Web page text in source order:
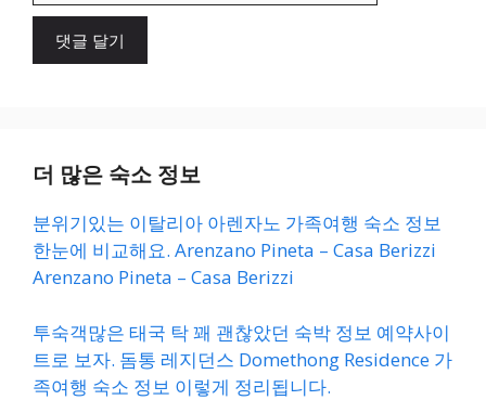
이
더 많은 숙소 정보
분위기있는 이탈리아 아렌자노 가족여행 숙소 정보
한눈에 비교해요. Arenzano Pineta – Casa Berizzi
Arenzano Pineta – Casa Berizzi
투숙객많은 태국 탁 꽤 괜찮았던 숙박 정보 예약사이
트로 보자. 돔통 레지던스 Domethong Residence 가
족여행 숙소 정보 이렇게 정리됩니다.